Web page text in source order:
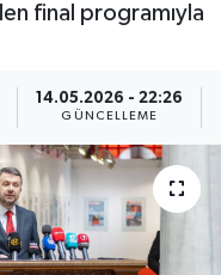
final programıyla
14.05.2026 - 22:26
GÜNCELLEME